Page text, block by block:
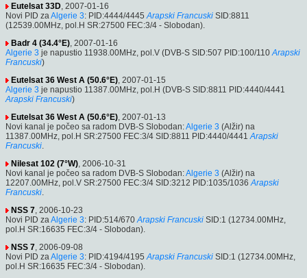
Eutelsat 33D , 2007-01-16
Novi PID za Algerie 3: PID:4444/4445 Arapski Francuski SID:8811
(12539.00MHz, pol.H SR:27500 FEC:3/4 - Slobodan).
Badr 4 (34.4°E) , 2007-01-16
Algerie 3 je napustio 11938.00MHz, pol.V (DVB-S SID:507 PID:100/110 Arapski
Francuski)
Eutelsat 36 West A (50.6°E) , 2007-01-15
Algerie 3 je napustio 11387.00MHz, pol.H (DVB-S SID:8811 PID:4440/4441
Arapski Francuski)
Eutelsat 36 West A (50.6°E) , 2007-01-13
Novi kanal je počeo sa radom DVB-S Slobodan:Algerie 3 (Alžir) na
11387.00MHz, pol.H SR:27500 FEC:3/4 SID:8811 PID:4440/4441 Arapski
Francuski
Nilesat 102 (7°W) , 2006-10-31
Novi kanal je počeo sa radom DVB-S Slobodan:Algerie 3 (Alžir) na
12207.00MHz, pol.V SR:27500 FEC:3/4 SID:3212 PID:1035/1036 Arapski
Francuski
NSS 7 , 2006-10-23
Novi PID za Algerie 3: PID:514/670 Arapski Francuski SID:1 (12734.00MHz,
pol.H SR:16635 FEC:3/4 - Slobodan).
NSS 7 , 2006-09-08
Novi PID za Algerie 3: PID:4194/4195 Arapski Francuski SID:1 (12734.00MHz,
pol.H SR:16635 FEC:3/4 - Slobodan).